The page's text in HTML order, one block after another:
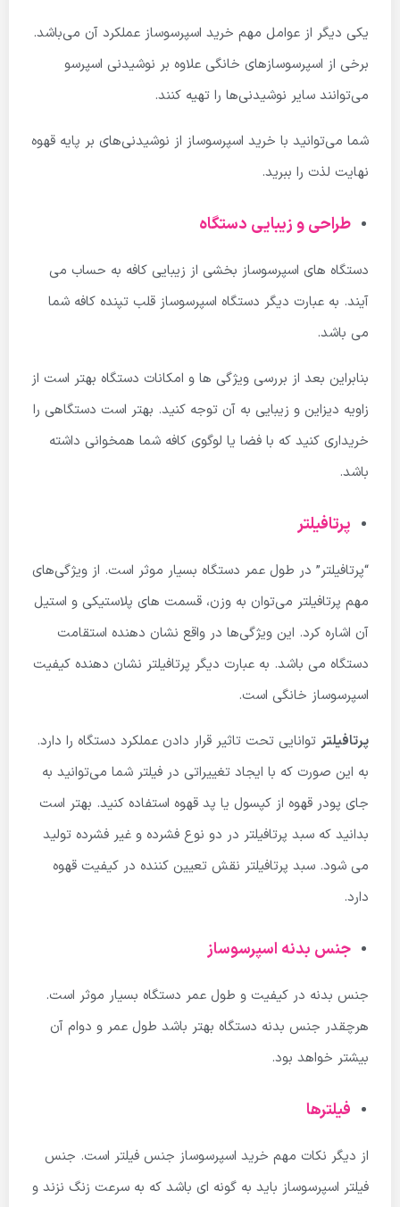
یکی دیگر از عوامل مهم خرید اسپرسوساز عملکرد آن می‌باشد.
برخی از اسپرسوسازهای خانگی علاوه بر نوشیدنی اسپرسو
می‌توانند سایر نوشیدنی‌ها را تهیه کنند.
شما می‌توانید با خرید اسپرسوساز از نوشیدنی‌های بر پایه قهوه
نهایت لذت را ببرید.
طراحی و زیبایی دستگاه
دستگاه های اسپرسوساز بخشی از زیبایی کافه به حساب می
آیند. به عبارت دیگر دستگاه اسپرسوساز قلب تپنده کافه شما
می باشد.
بنابراین بعد از بررسی ویژگی ها و امکانات دستگاه بهتر است از
زاویه دیزاین و زیبایی به آن توجه کنید. بهتر است دستگاهی را
خریداری کنید که با فضا یا لوگوی کافه شما همخوانی داشته
باشد.
پرتافیلتر
“پرتافیلتر” در طول عمر دستگاه بسیار موثر است. از ویژگی‌های
مهم پرتافیلتر می‌توان به وزن، قسمت های پلاستیکی و استیل
آن اشاره کرد. این ویژگی‌ها در واقع نشان دهنده استقامت
دستگاه می باشد. به عبارت دیگر پرتافیلتر نشان دهنده کیفیت
اسپرسوساز خانگی است.
پرتافیلتر توانایی تحت تاثیر قرار دادن عملکرد دستگاه را دارد.
به این صورت که با ایجاد تغییراتی در فیلتر شما می‌توانید به
جای پودر قهوه از کپسول یا پد قهوه استفاده کنید. بهتر است
بدانید که سبد پرتافیلتر در دو نوع فشرده و غیر فشرده تولید
می شود. سبد پرتافیلتر نقش تعیین کننده در کیفیت قهوه
دارد.
جنس بدنه اسپرسوساز
جنس بدنه در کیفیت و طول عمر دستگاه بسیار موثر است.
هرچقدر جنس بدنه دستگاه بهتر باشد طول عمر و دوام آن
بیشتر خواهد بود.
فیلترها
از دیگر نکات مهم خرید اسپرسوساز جنس فیلتر است. جنس
فیلتر اسپرسوساز باید به گونه ای باشد که به سرعت زنگ نزند و